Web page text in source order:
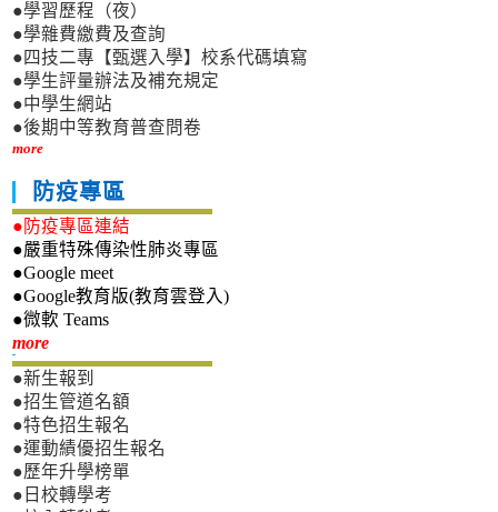
●學習歷程（夜）
●學雜費繳費及查詢
●四技二專【甄選入學】校系代碼填寫
●學生評量辦法及補充規定
●中學生網站
●後期中等教育普查問卷
more
防疫專區
●防疫專區連結
●嚴重特殊傳染性肺炎專區
●Google meet
●Google教育版(教育雲登入)
●微軟 Teams
more新生專區
●新生報到
●招生管道名額
●特色招生報名
●運動績優招生報名
●歷年升學榜單
●日校轉學考